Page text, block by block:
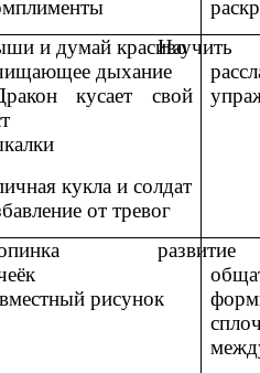
и думай красиво
дыхание
кусает свой
кукла и солдат
от тревог
Научить
рисунок